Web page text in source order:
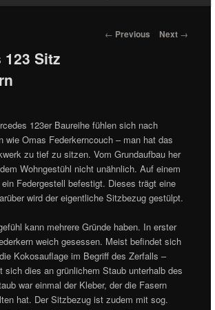
Post navigation
← Previous Next →
123 Sitz
123er Baureihe fühlen sich nach
wie Omas Federkerncouch – man hat das
zu tief zu sitzen. Vom Grundaufbau her
Wohngestühl nicht unähnlich. Auf einem
Federgestell befestigt. Dieses trägt eine
wird der eigentliche Sitzbezug gestülpt.
kann mehrere Gründe haben. In erster
weich gesessen. Meist befindet sich
Kokosauflage im Begriff des Zerfalls –
sich dies an grünlichem Staub unterhalb des
war einmal der Kleber, der die Fasern
hat. Der Sitzbezug ist zudem mit sog.